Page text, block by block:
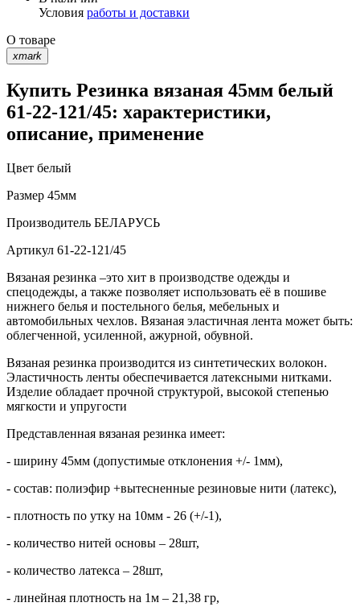
Условия работы и доставки
О товаре
xmark
Купить Резинка вязаная 45мм белый
61-22-121/45: характеристики,
описание, применение
Цвет белый
Размер 45мм
Производитель БЕЛАРУСЬ
Артикул 61-22-121/45
Вязаная резинка –это хит в производстве одежды и
спецодежды, а также позволяет использовать её в пошиве
нижнего белья и постельного белья, мебельных и
автомобильных чехлов. Вязаная эластичная лента может быть:
облегченной, усиленной, ажурной, обувной.
Вязаная резинка производится из синтетических волокон.
Эластичность ленты обеспечивается латексными нитками.
Изделие обладает прочной структурой, высокой степенью
мягкости и упругости
Представленная вязаная резинка имеет:
- ширину 45мм (допустимые отклонения +/- 1мм),
- состав: полиэфир +вытесненные резиновые нити (латекс),
- плотность по утку на 10мм - 26 (+/-1),
- количество нитей основы – 28шт,
- количество латекса – 28шт,
- линейная плотность на 1м – 21,38 гр,